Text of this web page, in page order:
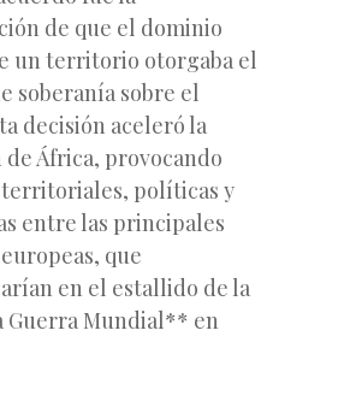
de que el dominio
un territorio otorgaba el
soberanía sobre el
decisión aceleró la
de África, provocando
políticas y
entre las principales
que
en el estallido de la
Guerra Mundial** en